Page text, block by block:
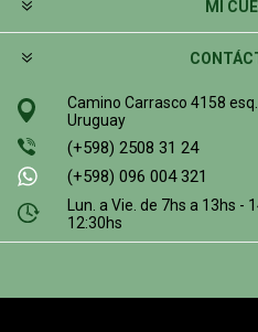
MI
Camino Carrasco 4158
Uruguay
(+598) 2508 31 24
(+598) 096 004 321
Lun. a Vie. de 7hs a 13hs -
12:30hs